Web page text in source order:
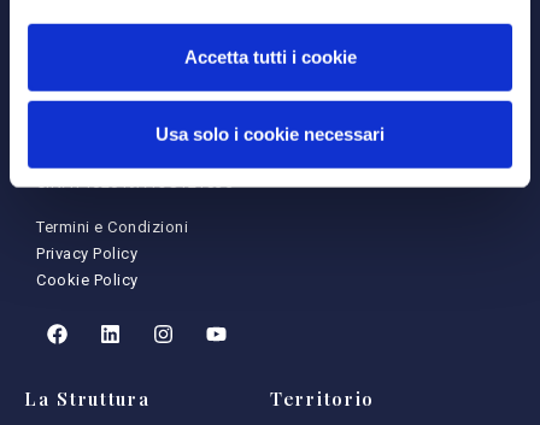
Accetta tutti i cookie
Usa solo i cookie necessari
Marina di Zambrone (VV)
+39 0963 392462
CIN: IT102049A1OGT2T8J5
Termini e Condizioni
Privacy Policy
Cookie Policy
La Struttura Territorio